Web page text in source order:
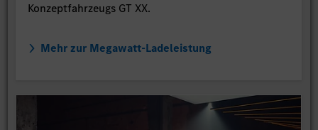
Konzeptfahrzeugs GT XX.
Mehr zur Megawatt-Ladeleistung